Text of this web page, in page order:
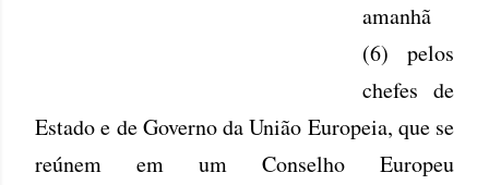
amanhã
(6) pelos
chefes de
Estado e de Governo da União Europeia, que se
reúnem em um Conselho Europeu